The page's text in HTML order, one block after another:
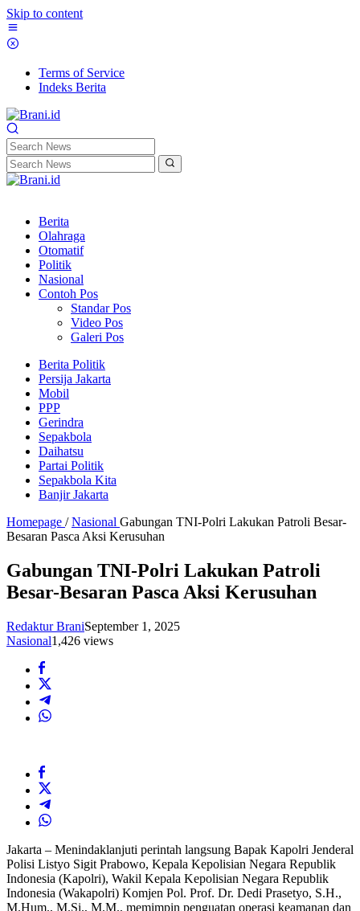
Skip to content
Terms of Service
Indeks Berita
Berita
Olahraga
Otomatif
Politik
Nasional
Contoh Pos
Standar Pos
Video Pos
Galeri Pos
Berita Politik
Persija Jakarta
Mobil
PPP
Gerindra
Sepakbola
Daihatsu
Partai Politik
Sepakbola Kita
Banjir Jakarta
Homepage / Nasional Gabungan TNI-Polri Lakukan Patroli Besar-
Besaran Pasca Aksi Kerusuhan
Gabungan TNI-Polri Lakukan Patroli
Besar-Besaran Pasca Aksi Kerusuhan
Redaktur BraniSeptember 1, 2025
Nasional1,426 views
Jakarta – Menindaklanjuti perintah langsung Bapak Kapolri Jenderal
Polisi Listyo Sigit Prabowo, Kepala Kepolisian Negara Republik
Indonesia (Kapolri), Wakil Kepala Kepolisian Negara Republik
Indonesia (Wakapolri) Komjen Pol. Prof. Dr. Dedi Prasetyo, S.H.,
M.Hum., M.Si., M.M., memimpin penguatan operasi keamanan dan